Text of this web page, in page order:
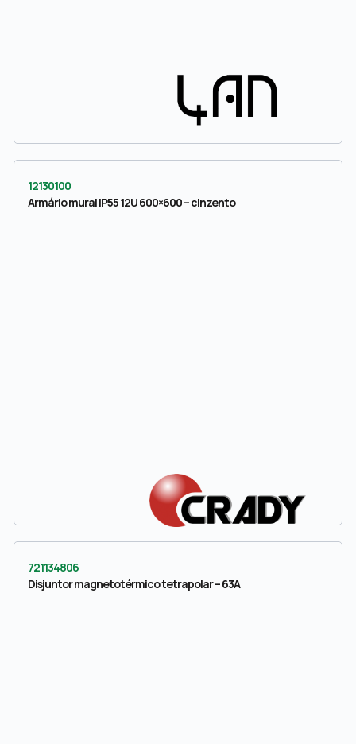
12130100
Armário mural IP55 12U 600×600 – cinzento
721134806
Disjuntor magnetotérmico tetrapolar – 63A